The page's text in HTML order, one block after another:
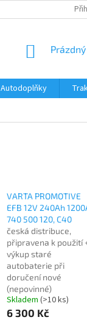
REKLAMACE A
Autodoplňky
VARTA PROMOTIVE
EFB 12V 240Ah
740 500 120, C40
česká distribuce,
připravena k použití
výkup staré
autobaterie při
doručení nové
(nepovinné)
Skladem (>10 ks)
6 300 Kč